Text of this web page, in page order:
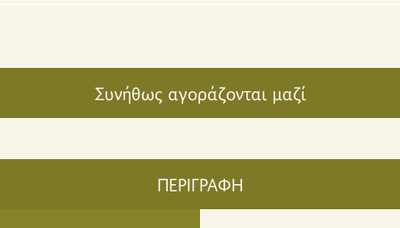
Συνήθως αγοράζονται μαζί
ΠΕΡΙΓΡΑΦΗ